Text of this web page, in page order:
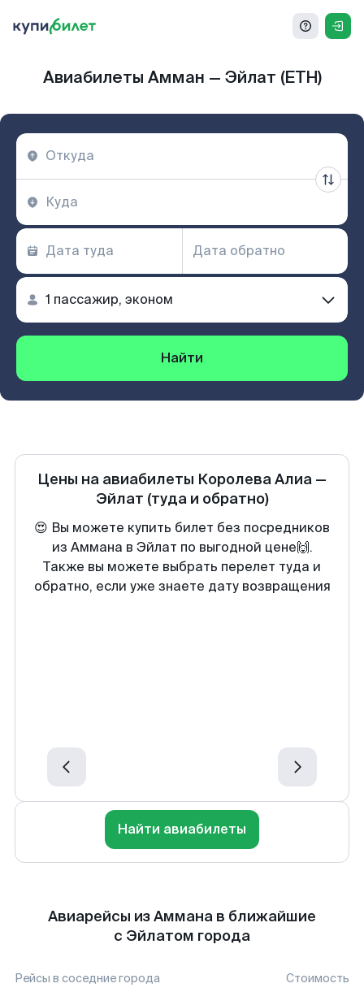
Авиабилеты Амман — Эйлат (ETH)
Найти
Цены на авиабилеты Королева Алиа —
Эйлат (туда и обратно)
😍 Вы можете купить билет без посредников
из Аммана в Эйлат по выгодной цене🙌.
Также вы можете выбрать перелет туда и
обратно, если уже знаете дату возвращения
Найти авиабилеты
Авиарейсы из Аммана в ближайшие
с Эйлатом города
Рейсы в соседние города Стоимость